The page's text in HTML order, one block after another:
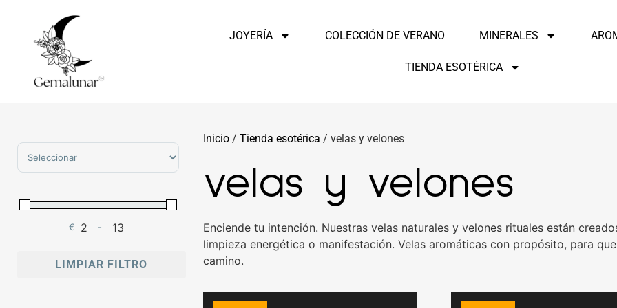
JOYERÍA COLECCIÓN DE VERANO MINERALES
TIENDA ESOTÉRICA
Sort Products
€ Minimum Price
-Maximum Price
LIMPIAR FILTRO
Inicio/ Tienda esotérica / velas y velones
velas y velones
Enciende tu intención. Nuestras velas naturales y velones rituales están
limpieza energética o manifestación. Velas aromáticas con propósito, para
camino.